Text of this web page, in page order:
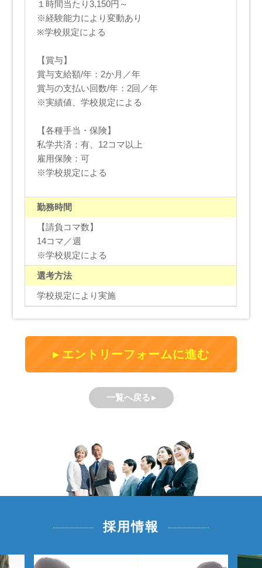
１時間当たり3,150円～
※経験能力により変動あり
※学校規定による
【賞与】
賞与支給額/年：2か月／年
賞与の支払い回数/年：2回／年
※実績値、学校規定による
【各種手当・保険】
私学共済：有、12コマ以上
雇用保険：可
※学校規定による
勤務時間
【請負コマ数】
14コマ／週
※学校規定による
選考方法
学校規定により実施
エントリーフォームに進む
一覧へ戻る
採用情報